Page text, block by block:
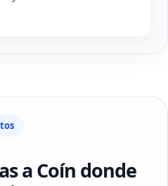
a Coín donde